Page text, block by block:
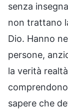
senza
non trattano
Dio. Hanno
persone,
la verità
sapere che